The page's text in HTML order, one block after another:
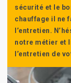
sécurité et le
chauffage il ne
l’entretien.
notre métier et
l’entretien de